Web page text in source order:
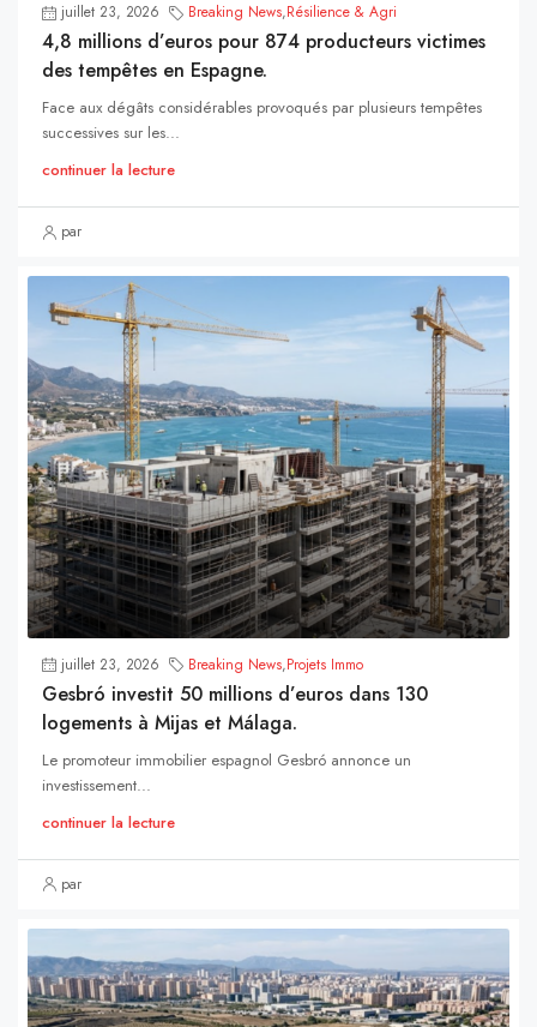
juillet 23, 2026 Breaking News,Résilience & Agri
4,8 millions d’euros pour 874 producteurs victimes
des tempêtes en Espagne.
Face aux dégâts considérables provoqués par plusieurs tempêtes
successives sur les...
continuer la lecture
par
juillet 23, 2026 Breaking News,Projets Immo
Gesbró investit 50 millions d’euros dans 130
logements à Mijas et Málaga.
Le promoteur immobilier espagnol Gesbró annonce un
investissement...
continuer la lecture
par